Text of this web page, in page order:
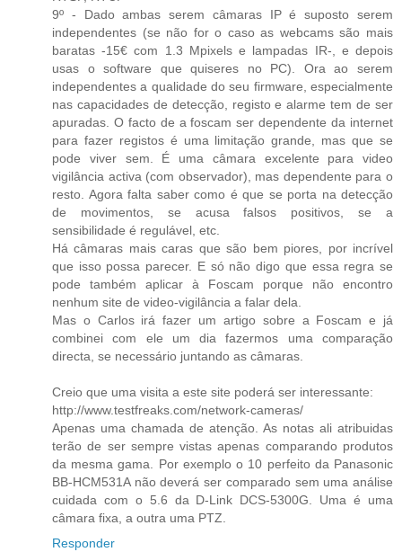
9º - Dado ambas serem câmaras IP é suposto serem
independentes (se não for o caso as webcams são mais
baratas -15€ com 1.3 Mpixels e lampadas IR-, e depois
usas o software que quiseres no PC). Ora ao serem
independentes a qualidade do seu firmware, especialmente
nas capacidades de detecção, registo e alarme tem de ser
apuradas. O facto de a foscam ser dependente da internet
para fazer registos é uma limitação grande, mas que se
pode viver sem. É uma câmara excelente para video
vigilância activa (com observador), mas dependente para o
resto. Agora falta saber como é que se porta na detecção
de movimentos, se acusa falsos positivos, se a
sensibilidade é regulável, etc.
Há câmaras mais caras que são bem piores, por incrível
que isso possa parecer. E só não digo que essa regra se
pode também aplicar à Foscam porque não encontro
nenhum site de video-vigilância a falar dela.
Mas o Carlos irá fazer um artigo sobre a Foscam e já
combinei com ele um dia fazermos uma comparação
directa, se necessário juntando as câmaras.
Creio que uma visita a este site poderá ser interessante:
http://www.testfreaks.com/network-cameras/
Apenas uma chamada de atenção. As notas ali atribuidas
terão de ser sempre vistas apenas comparando produtos
da mesma gama. Por exemplo o 10 perfeito da Panasonic
BB-HCM531A não deverá ser comparado sem uma análise
cuidada com o 5.6 da D-Link DCS-5300G. Uma é uma
câmara fixa, a outra uma PTZ.
Responder